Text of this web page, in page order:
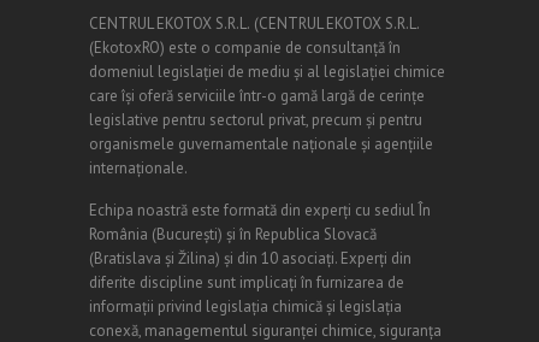
CENTRUL EKOTOX S.R.L. (CENTRUL EKOTOX S.R.L.
(EkotoxRO) este o companie de consultanță în
domeniul legislației de mediu și al legislației chimice
care își oferă serviciile într-o gamă largă de cerințe
legislative pentru sectorul privat, precum și pentru
organismele guvernamentale naționale și agențiile
internaționale.
Echipa noastră este formată din experți cu sediul În
România (Bucureşti) și în Republica Slovacă
(Bratislava și Žilina) și din 10 asociați. Experți din
diferite discipline sunt implicați în furnizarea de
informații privind legislația chimică și legislația
conexă, managementul siguranței chimice, siguranța